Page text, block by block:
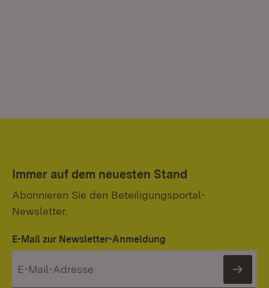
Immer auf dem neuesten Stand
Abonnieren Sie den Beteiligungsportal-
Newsletter.
E-Mail zur Newsletter-Anmeldung